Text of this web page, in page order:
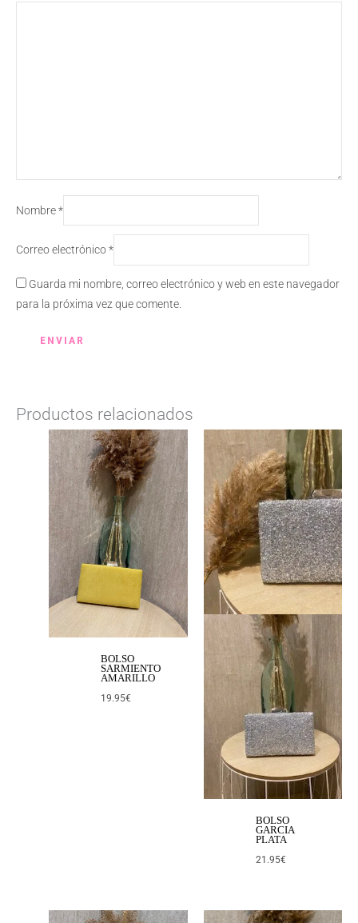
Nombre*
Correo electrónico*
Guarda mi nombre, correo electrónico y web en este navegador
para la próxima vez que comente.
Productos relacionados
BOLSO
SARMIENTO
AMARILLO
19.95€
BOLSO
GARCIA
PLATA
21.95€